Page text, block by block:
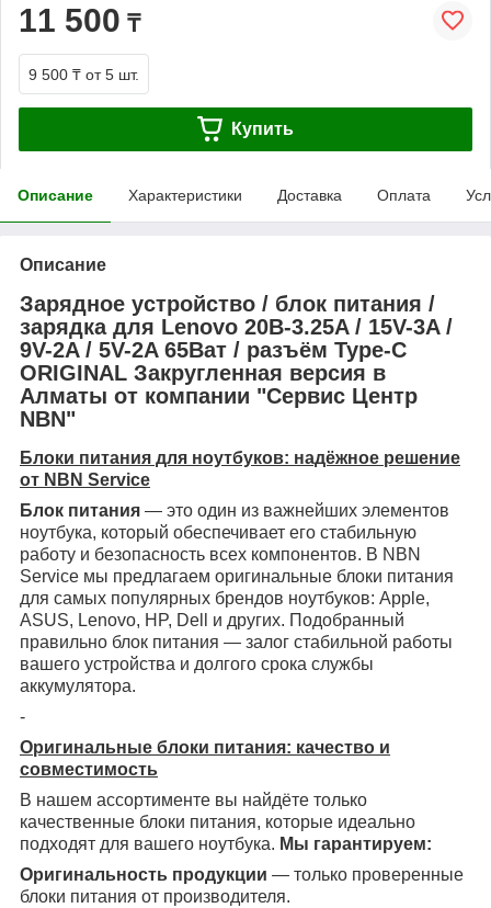
11 500 ₸
9 500 ₸ от 5 шт.
Купить
Описание Характеристики Доставка Оплата
Описание
Зарядное устройство / блок питания /
зарядка для Lenovo 20В-3.25A / 15V-3A /
9V-2A / 5V-2A 65Ват / разъём Type-C
ORIGINAL Закругленная версия в
Алматы от компании "Сервис Центр
NBN"
Блоки питания для ноутбуков: надёжное решение
от NBN Service
Блок питания — это один из важнейших элементов
ноутбука, который обеспечивает его стабильную
работу и безопасность всех компонентов. В NBN
Service мы предлагаем оригинальные блоки питания
для самых популярных брендов ноутбуков: Apple,
ASUS, Lenovo, HP, Dell и других. Подобранный
правильно блок питания — залог стабильной работы
вашего устройства и долгого срока службы
аккумулятора.
-
Оригинальные блоки питания: качество и
совместимость
В нашем ассортименте вы найдёте только
качественные блоки питания, которые идеально
подходят для вашего ноутбука. Мы гарантируем:
Оригинальность продукции — только проверенные
блоки питания от производителя.